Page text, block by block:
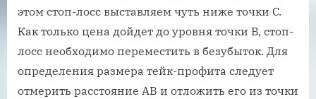
этом стоп-лосс выставляем чуть ниже точки C.
Как только цена дойдет до уровня точки B, стоп-
лосс необходимо переместить в безубыток. Для
определения размера тейк-профита следует
отмерить расстояние AB и отложить его из точки